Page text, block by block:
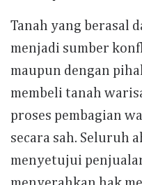
Tanah yang berasal
menjadi sumber
maupun dengan
membeli tanah
proses pembagian
secara sah. Seluruh
menyetujui